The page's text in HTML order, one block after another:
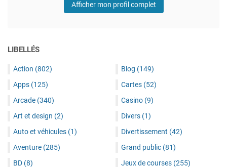
Afficher mon profil complet
LIBELLÉS
Action (802)
Apps (125)
Arcade (340)
Art et design (2)
Auto et véhicules (1)
Aventure (285)
BD (8)
Blog (149)
Cartes (52)
Casino (9)
Divers (1)
Divertissement (42)
Grand public (81)
Jeux de courses (255)